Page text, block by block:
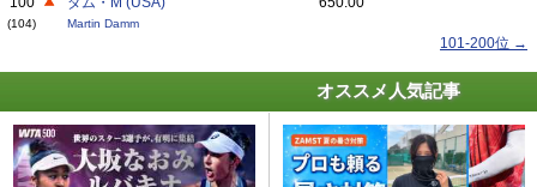
(104) Martin Damm
101-200位 →
オススメ人気記事